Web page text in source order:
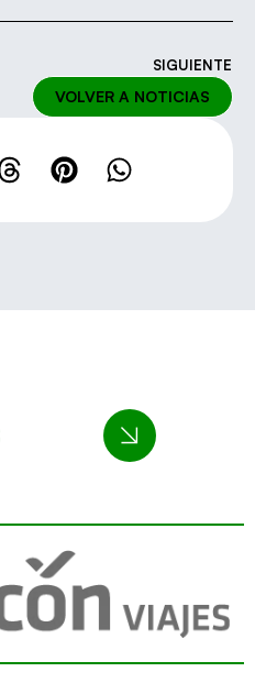
SIGUIENTE
VOLVER A NOTICIAS